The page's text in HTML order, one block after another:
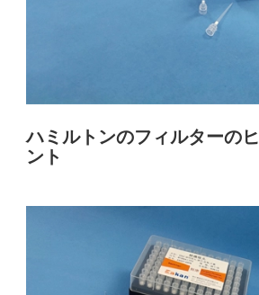
ハミルトンのフィルターのヒ
ント